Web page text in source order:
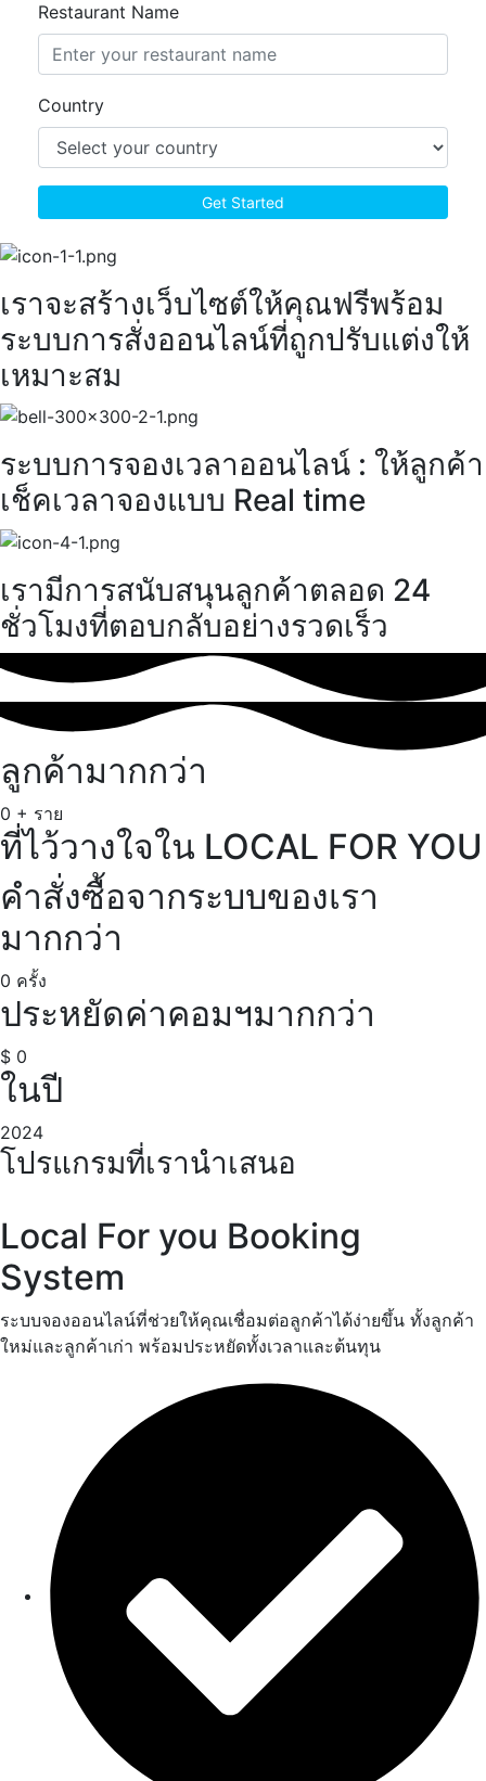
Restaurant Name
Country
เราจะสร้างเว็บไซต์ให้คุณฟรีพร้อม
ระบบการสั่งออนไลน์ที่ถูกปรับแต่งให้
เหมาะสม
ระบบการจองเวลาออนไลน์ : ให้ลูกค้า
เช็คเวลาจองแบบ Real time
เรามีการสนับสนุนลูกค้าตลอด 24
ชั่วโมงที่ตอบกลับอย่างรวดเร็ว
ลูกค้ามากกว่า
0 + ราย
ที่ไว้วางใจใน LOCAL FOR YOU
คำสั่งซื้อจากระบบของเรา
มากกว่า
0 ครั้ง
ประหยัดค่าคอมฯมากกว่า
$ 0
ในปี
2024
โปรแกรมที่เรานำเสนอ
Local For you Booking
System
ระบบจองออนไลน์ที่ช่วยให้คุณเชื่อมต่อลูกค้าได้ง่ายขึ้น ทั้งลูกค้า
ใหม่และลูกค้าเก่า พร้อมประหยัดทั้งเวลาและต้นทุน